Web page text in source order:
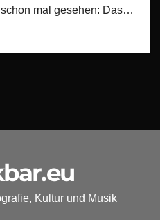
mal gesehen: Das…
Kultur und Musik